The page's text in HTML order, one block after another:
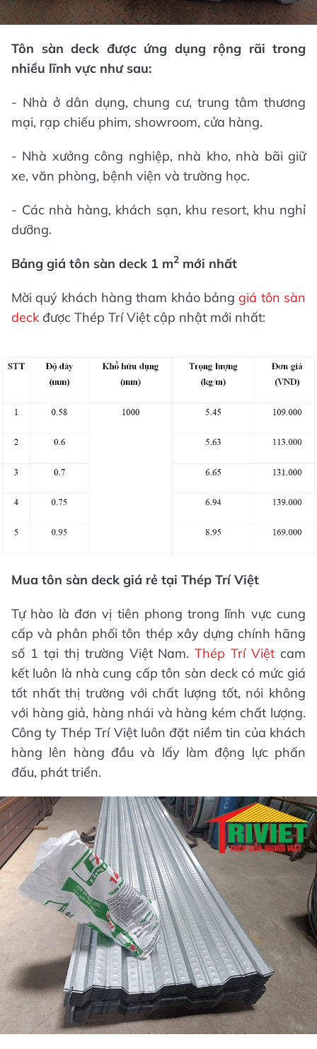
Tôn sàn deck được ứng dụng rộng rãi trong
nhiều lĩnh vực như sau:
- Nhà ở dân dụng, chung cư, trung tâm thương
mại, rạp chiếu phim, showroom, cửa hàng.
- Nhà xưởng công nghiệp, nhà kho, nhà bãi giữ
xe, văn phòng, bệnh viện và trường học.
- Các nhà hàng, khách sạn, khu resort, khu nghỉ
dưỡng.
Bảng giá tôn sàn deck 1 m2 mới nhất
Mời quý khách hàng tham khảo bảnggiá tôn sàn
deck được Thép Trí Việt cập nhật mới nhất:
Mua tôn sàn deck giá rẻ tại Thép Trí Việt
Tự hào là đơn vị tiên phong trong lĩnh vực cung
cấp và phân phối tôn thép xây dựng chính hãng
số 1 tại thị trường Việt Nam.Thép Trí Việt cam
kết luôn là nhà cung cấp tôn sàn deck có mức giá
tốt nhất thị trường với chất lượng tốt, nói không
với hàng giả, hàng nhái và hàng kém chất lượng.
Công ty Thép Trí Việt luôn đặt niềm tin của khách
hàng lên hàng đầu và lấy làm động lực phấn
đấu, phát triển.